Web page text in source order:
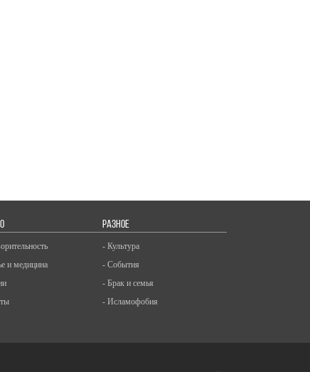
и медицина
РАЗНОЕ
- Культура
- События
- Брак и семья
- Исламофобия